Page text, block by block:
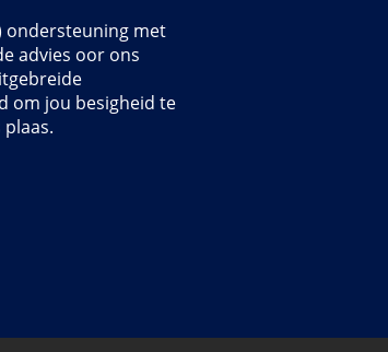
ondersteuning met
advies oor ons
om jou besigheid te